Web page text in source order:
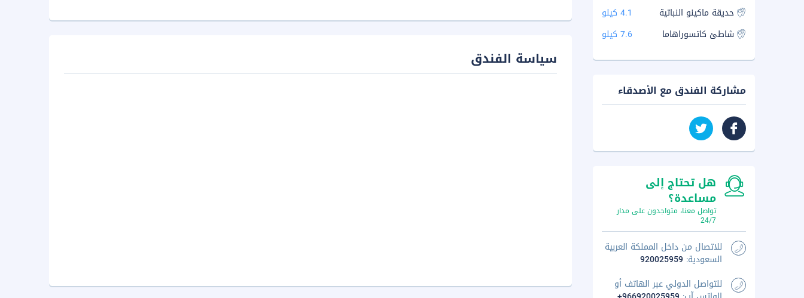
سياسة الفندق
حديقة ماكينو النباتية
4.1 كيلو
شاطئ كاتسوراهاما
7.6 كيلو
مشاركة الفندق مع الأصدقاء
هل تحتاج إلى
مساعدة؟
تواصل معنا، متواجدون على مدار
24/7
للاتصال من داخل المملكة العربية
السعودية: 920025959
للتواصل الدولي عبر الهاتف أو